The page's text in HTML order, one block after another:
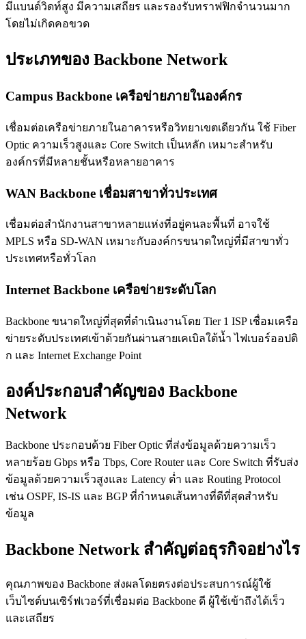
มีแบนด์วิดท์สูง มีความเสถียร และรองรับทราฟฟิกจำนวนมาก
โดยไม่เกิดคอขวด
ประเภทของ Backbone Network
Campus Backbone เครือข่ายภายในองค์กร
เชื่อมต่อเครือข่ายภายในอาคารหรือวิทยาเขตเดียวกัน ใช้ Fiber
Optic ความเร็วสูงและ Core Switch เป็นหลัก เหมาะสำหรับ
องค์กรที่มีหลายชั้นหรือหลายอาคาร
WAN Backbone เชื่อมสาขาทั่วประเทศ
เชื่อมต่อสำนักงานสาขาหลายแห่งที่อยู่คนละพื้นที่ อาจใช้
MPLS หรือ SD-WAN เหมาะกับองค์กรขนาดใหญ่ที่มีสาขาทั่ว
ประเทศหรือทั่วโลก
Internet Backbone เครือข่ายระดับโลก
Backbone ขนาดใหญ่ที่สุดที่ดำเนินงานโดย Tier 1 ISP เชื่อมเครือ
ข่ายระดับประเทศเข้าด้วยกันผ่านสายเคเบิลใต้น้ำ ไฟเบอร์ออปติ
ก และ Internet Exchange Point
องค์ประกอบสำคัญของ Backbone
Network
Backbone ประกอบด้วย Fiber Optic ที่ส่งข้อมูลด้วยความเร็ว
หลายร้อย Gbps หรือ Tbps, Core Router และ Core Switch ที่รับส่ง
ข้อมูลด้วยความเร็วสูงและ Latency ต่ำ และ Routing Protocol
เช่น OSPF, IS-IS และ BGP ที่กำหนดเส้นทางที่ดีที่สุดสำหรับ
ข้อมูล
Backbone Network สำคัญต่อธุรกิจอย่างไร
คุณภาพของ Backbone ส่งผลโดยตรงต่อประสบการณ์ผู้ใช้
เว็บไซต์บนเซิร์ฟเวอร์ที่เชื่อมต่อ Backbone ดี ผู้ใช้เข้าถึงได้เร็ว
และเสถียร